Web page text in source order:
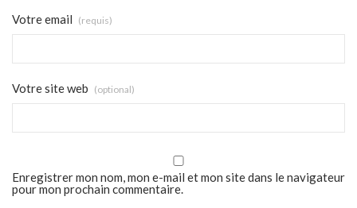
Votre email (requis)
Votre site web (optional)
Enregistrer mon nom, mon e-mail et mon site dans le navigateur
pour mon prochain commentaire.